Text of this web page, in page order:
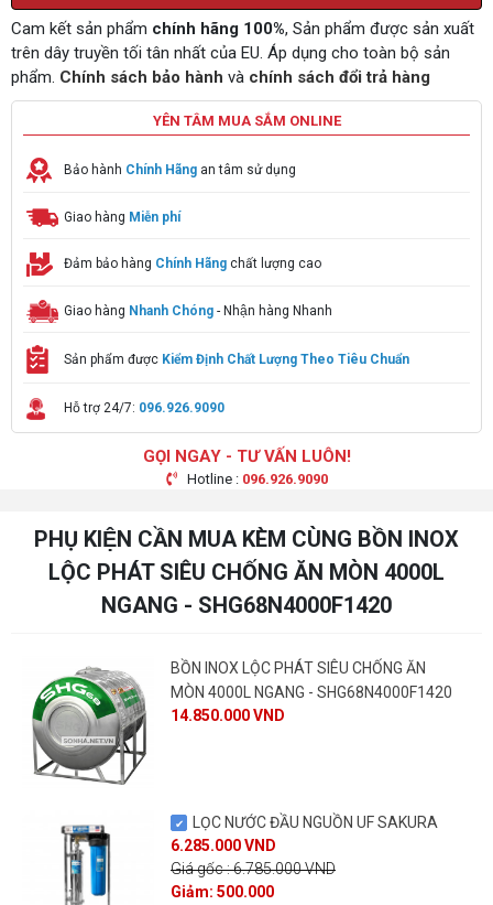
Cam kết sản phẩm chính hãng 100%, Sản phẩm được sản xuất
trên dây truyền tối tân nhất của EU. Áp dụng cho toàn bộ sản
phẩm. Chính sách bảo hành và chính sách đổi trả hàng
YÊN TÂM MUA SẮM ONLINE
Bảo hành Chính Hãng an tâm sử dụng
Giao hàng Miễn phí
Đảm bảo hàng Chính Hãng chất lượng cao
Giao hàng Nhanh Chóng - Nhận hàng Nhanh
Sản phẩm được Kiểm Định Chất Lượng Theo Tiêu Chuẩn
Hỗ trợ 24/7: 096.926.9090
GỌI NGAY - TƯ VẤN LUÔN!
Hotline : 096.926.9090
PHỤ KIỆN CẦN MUA KÈM CÙNG BỒN INOX
LỘC PHÁT SIÊU CHỐNG ĂN MÒN 4000L
NGANG - SHG68N4000F1420
BỒN INOX LỘC PHÁT SIÊU CHỐNG ĂN
MÒN 4000L NGANG - SHG68N4000F1420
14.850.000 VND
LỌC NƯỚC ĐẦU NGUỒN UF SAKURA
6.285.000 VND
Giá gốc : 6.785.000 VND
Giảm: 500.000